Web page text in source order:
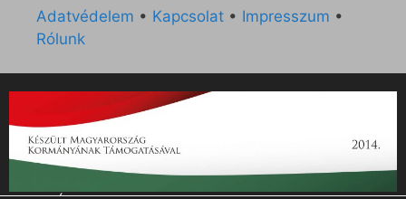
Adatvédelem • Kapcsolat • Impresszum •
Rólunk